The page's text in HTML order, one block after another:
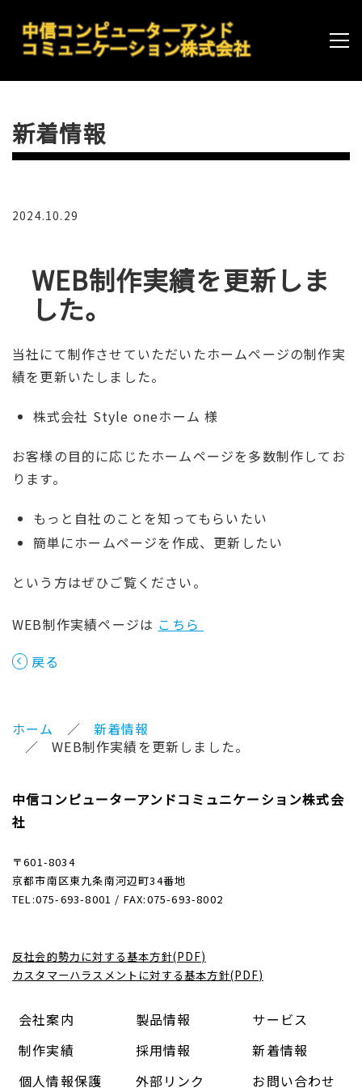
新着情報
2024.10.29
WEB制作実績を更新しま
した。
当社にて制作させていただいたホームページの制作実
績を更新いたしました。
株式会社 Style oneホーム 様
お客様の目的に応じたホームページを多数制作してお
ります。
もっと自社のことを知ってもらいたい
簡単にホームページを作成、更新したい
という方はぜひご覧ください。
WEB制作実績ページは こちら
戻る
ホーム
新着情報
WEB制作実績を更新しました。
中信コンピューターアンドコミュニケーション株式会
社
〒601-8034
京都市南区東九条南河辺町34番地
TEL:075-693-8001 / FAX:075-693-8002
反社会的勢力に対する基本方針(PDF)
カスタマーハラスメントに対する基本方針(PDF)
会社案内 製品情報
サービス
制作実績
採用情報
新着情報
個人情報保護
外部リンク お問い合わせ